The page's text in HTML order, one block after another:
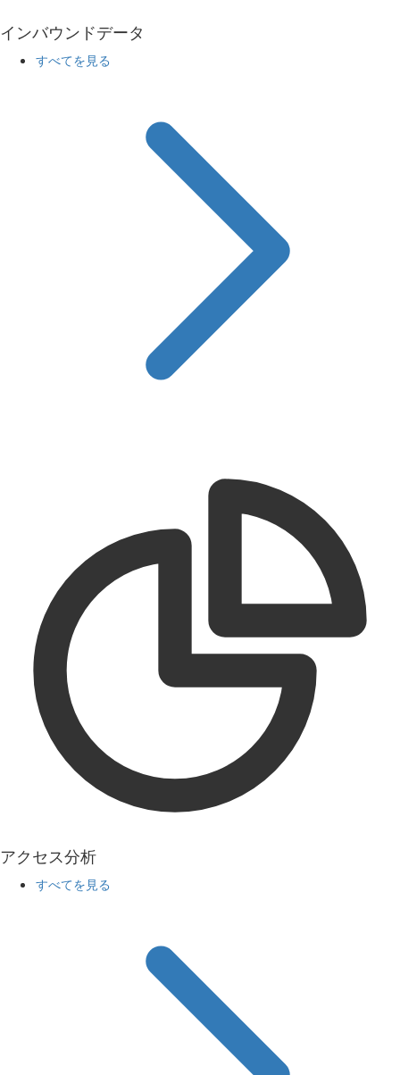
インバウンドデータ
すべてを見る
アクセス分析
すべてを見る